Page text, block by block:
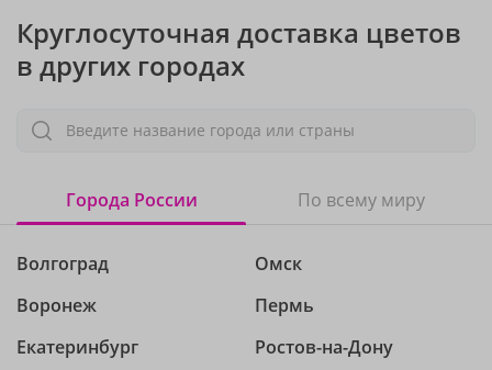
Круглосуточная доставка цветов
в других городах
Введите название города или страны
Города России По всему миру
Волгоград
Воронеж
Екатеринбург
Омск
Пермь
Ростов-на-Дону